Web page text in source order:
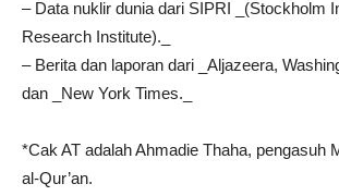
– Data nuklir dunia dari SIPRI _(Stockholm
Research Institute)._
– Berita dan laporan dari _Aljazeera,
dan _New York Times._
*Cak AT adalah Ahmadie Thaha, pengasuh
al-Qur’an.